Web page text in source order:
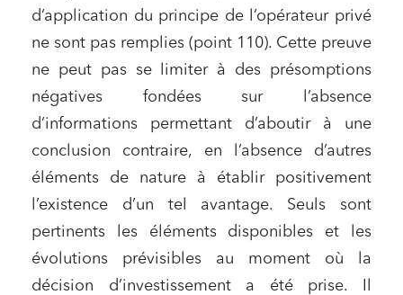
d’application du principe de l’opérateur privé
ne sont pas remplies (point 110). Cette preuve
ne peut pas se limiter à des présomptions
négatives fondées sur l’absence
d’informations permettant d’aboutir à une
conclusion contraire, en l’absence d’autres
éléments de nature à établir positivement
l’existence d’un tel avantage. Seuls sont
pertinents les éléments disponibles et les
évolutions prévisibles au moment où la
décision d’investissement a été prise. Il
Relations commerciales et contrats
Associations et acteurs de l’économie sociale et
solidaire
Media et édition
Immobilier et habitat
Entreprises du numérique
Établissements financiers